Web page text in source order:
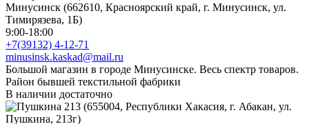
Минусинск (662610, Красноярский край, г. Минусинск, ул.
Тимирязева, 1Б)
9:00-18:00
+7(39132) 4-12-71
minusinsk.kaskad@mail.ru
Большой магазин в городе Минусинске. Весь спектр товаров.
Район бывшей текстильной фабрики
В наличии достаточно